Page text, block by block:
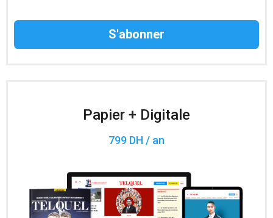
Des informations confidentielles résérvées aux
Papier + Digitale
799 DH / an